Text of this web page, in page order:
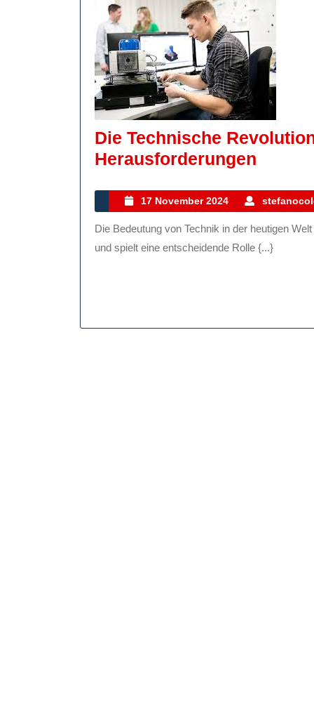
Die Technische
Herausforderungen
17 November 2024
17
November
2024
Die Bedeutung von Technik in der heutigen Welt Technik ist in der modernen Gesellschaft allgegenwärtig
und spielt eine entscheidende Rolle {...}